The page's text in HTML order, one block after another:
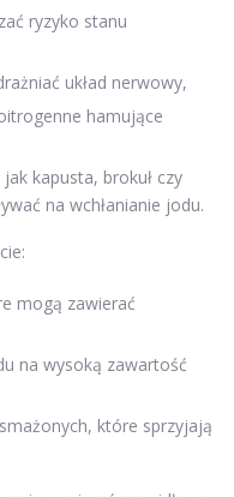
ryzyko stanu
układ nerwowy,
hamujące
kapusta, brokuł czy
na wchłanianie jodu.
mogą zawierać
na wysoką zawartość
które sprzyjają